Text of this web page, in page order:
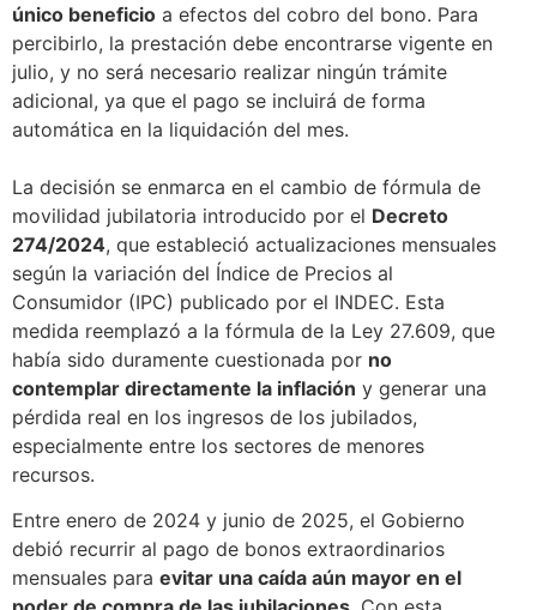
único beneficio a efectos del cobro del bono. Para
percibirlo, la prestación debe encontrarse vigente en
julio, y no será necesario realizar ningún trámite
adicional, ya que el pago se incluirá de forma
automática en la liquidación del mes.
La decisión se enmarca en el cambio de fórmula de
movilidad jubilatoria introducido por el Decreto
274/2024, que estableció actualizaciones mensuales
según la variación del Índice de Precios al
Consumidor (IPC) publicado por el INDEC. Esta
medida reemplazó a la fórmula de la Ley 27.609, que
había sido duramente cuestionada por no
contemplar directamente la inflación y generar una
pérdida real en los ingresos de los jubilados,
especialmente entre los sectores de menores
recursos.
Entre enero de 2024 y junio de 2025, el Gobierno
debió recurrir al pago de bonos extraordinarios
mensuales para evitar una caída aún mayor en el